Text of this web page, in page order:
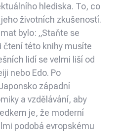
hlediska. To, co
životních zkušeností.
bylo: „Staňte se
čtení této knihy musíte
lidí se velmi liší od
nebo Edo. Po
západní
a vzdělávání, aby
je, že moderní
podobá evropskému